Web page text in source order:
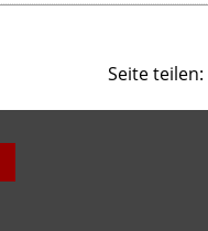
Seite teilen: